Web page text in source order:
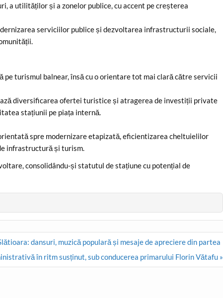
a utilităților și a zonelor publice, cu accent pe creșterea
serviciilor publice și dezvoltarea infrastructurii sociale,
pe turismul balnear, însă cu o orientare tot mai clară către servicii
diversificarea ofertei turistice și atragerea de investiții private
stațiunii pe piața internă.
spre modernizare etapizată, eficientizarea cheltuielilor
infrastructură și turism.
consolidându-și statutul de stațiune cu potențial de
dansuri, muzică populară și mesaje de apreciere din partea
în ritm susținut, sub conducerea primarului Florin Vătafu »